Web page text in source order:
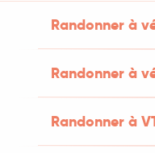
Randonner à
Randonner à
Randonner à